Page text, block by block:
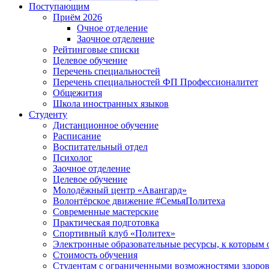
Поступающим
Приём 2026
Очное отделение
Заочное отделение
Рейтинговые списки
Целевое обучение
Перечень специальностей
Перечень специальностей ФП Профессионалитет
Общежития
Школа иностранных языков
Студенту
Дистанционное обучение
Расписание
Воспитательный отдел
Психолог
Заочное отделение
Целевое обучение
Молодёжный центр «Авангард»
Волонтёрское движение #СемьяПолитеха
Современные мастерские
Практическая подготовка
Спортивный клуб «Политех»
Электронные образовательные ресурсы, к которым
Стоимость обучения
Студентам с ограниченными возможностями